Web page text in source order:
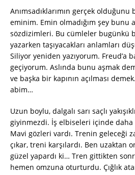
Anımsadıklarımın gerçek
eminim. Emin olmadığım şey bunu
sözdizimleri. Bu cümleler bugünkü
yazarken taşıyacakları anlamları
Siliyor yeniden yazıyorum. Freud’a
geçiyorum. Aslında bunu aşmak
ve başka bir kapının açılması
abim…
Uzun boylu, dalgalı sarı saçlı
giyinmezdi. İş elbiseleri içinde daha
Mavi gözleri vardı. Trenin geleceği
çıkar, treni karşılardı. Ben uzaktan
güzel yapardı ki… Tren gittikten
hemen omzuna oturturdu. Çığlık